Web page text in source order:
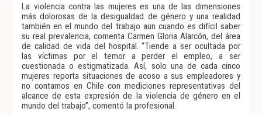
La violencia contra las mujeres es una de las dimensiones
más dolorosas de la desigualdad de género y una realidad
también en el mundo del trabajo aun cuando es difícil saber
su real prevalencia, comenta Carmen Gloria Alarcón, del área
de calidad de vida del hospital. “Tiende a ser ocultada por
las víctimas por el temor a perder el empleo, a ser
cuestionada o estigmatizada. Así, solo una de cada cinco
mujeres reporta situaciones de acoso a sus empleadores y
no contamos en Chile con mediciones representativas del
alcance de esta expresión de la violencia de género en el
mundo del trabajo”, comentó la profesional.